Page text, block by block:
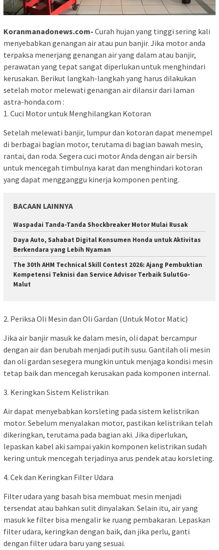
Koranmanadonews.com- Curah hujan yang tinggi sering kali
menyebabkan genangan air atau pun banjir. Jika motor anda
terpaksa menerjang genangan air yang dalam atau banjir,
perawatan yang tepat sangat diperlukan untuk menghindari
kerusakan. Berikut langkah-langkah yang harus dilakukan
setelah motor melewati genangan air dilansir dari laman
astra-honda.com :
1. Cuci Motor untuk Menghilangkan Kotoran
Setelah melewati banjir, lumpur dan kotoran dapat menempel
di berbagai bagian motor, terutama di bagian bawah mesin,
rantai, dan roda. Segera cuci motor Anda dengan air bersih
untuk mencegah timbulnya karat dan menghindari kotoran
yang dapat mengganggu kinerja komponen penting.
BACAAN LAINNYA
Waspadai Tanda-Tanda Shockbreaker Motor Mulai Rusak
Daya Auto, Sahabat Digital Konsumen Honda untuk Aktivitas
Berkendara yang Lebih Nyaman
The 30th AHM Technical Skill Contest 2026: Ajang Pembuktian
Kompetensi Teknisi dan Service Advisor Terbaik SulutGo-
Malut
2. Periksa Oli Mesin dan Oli Gardan (Untuk Motor Matic)
Jika air banjir masuk ke dalam mesin, oli dapat bercampur
dengan air dan berubah menjadi putih susu. Gantilah oli mesin
dan oli gardan sesegera mungkin untuk menjaga kondisi mesin
tetap baik dan mencegah kerusakan pada komponen internal.
3. Keringkan Sistem Kelistrikan
Air dapat menyebabkan korsleting pada sistem kelistrikan
motor. Sebelum menyalakan motor, pastikan kelistrikan telah
dikeringkan, terutama pada bagian aki. Jika diperlukan,
lepaskan kabel aki sampai yakin komponen kelistrikan sudah
kering untuk mencegah terjadinya arus pendek atau korsleting.
4. Cek dan Keringkan Filter Udara
Filter udara yang basah bisa membuat mesin menjadi
tersendat atau bahkan sulit dinyalakan. Selain itu, air yang
masuk ke filter bisa mengalir ke ruang pembakaran. Lepaskan
filter udara, keringkan dengan baik, dan jika perlu, ganti
dengan filter udara baru yang sesuai.